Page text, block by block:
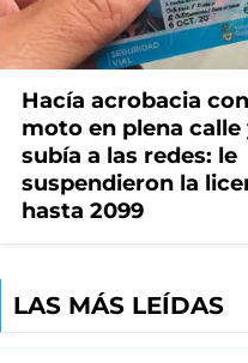
Hacía acrobacia
moto en plena calle
subía a las redes: le
suspendieron la
hasta 2099
LAS MÁS LEÍDAS